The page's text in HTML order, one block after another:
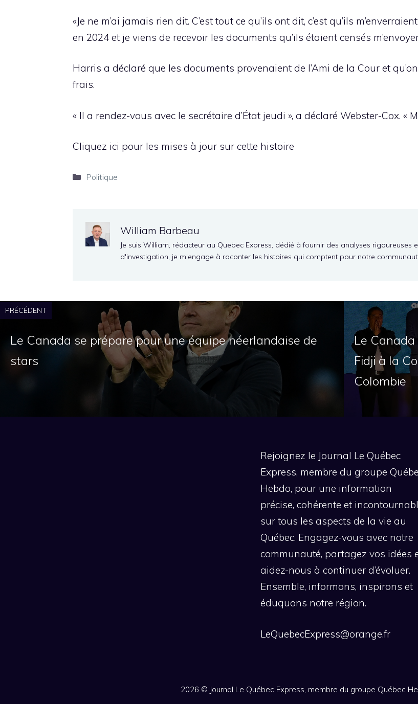
«Je ne m’ai jamais rien dit. C’est tout ce qu’ils ont dit, c’est qu’ils
en 2024 et je viens de recevoir les documents qu’ils étaient censés
Harris a déclaré que les documents provenaient de l’Ami de la Cour et
frais.
« Il a rendez-vous avec le secrétaire d’État jeudi », a déclaré Webster-Cox. «
Cliquez ici pour les mises à jour sur cette histoire
Catégories
Politique
William Barbeau
Je suis William, rédacteur au Quebec Express, dédié à fournir des analyses
d'investigation, je m'engage à raconter les histoires qui comptent pour notre
PRÉCÉDENT
Le Canada se prépare pour une équipe néerlandaise de
stars
Le
Fidji à la
Colombie
Rejoignez le Journal Le Québec
Express, membre du groupe
Hebdo, pour une information
précise, cohérente et
sur tous les aspects de la vie au
Québec. Engagez-vous avec notre
communauté, partagez vos idées
aidez-nous à continuer d’évoluer.
Ensemble, informons, inspirons et
éduquons notre région.
LeQuebecExpress@orange.fr
2026 © Journal Le Québec Express, membre du groupe Québec